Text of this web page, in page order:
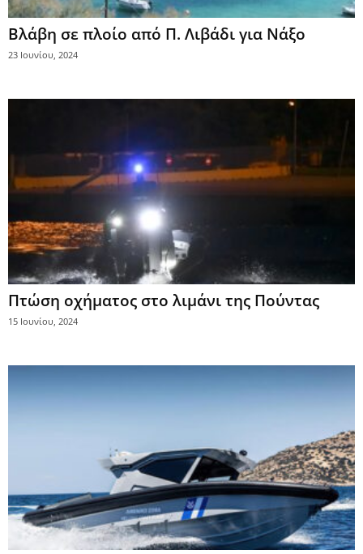
Βλάβη σε πλοίο από Π. Λιβάδι για Νάξο
23 Ιουνίου, 2024
Πτώση οχήματος στο λιμάνι της Πούντας
15 Ιουνίου, 2024